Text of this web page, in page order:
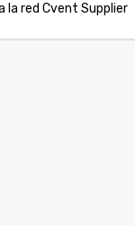
la red Cvent Supplier